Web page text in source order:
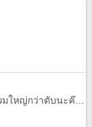
ยอมเป็นคนผิดทั้งที่โดนกระทำหัวใจผมใหญ่กว่าตับนะค๊าบบบ